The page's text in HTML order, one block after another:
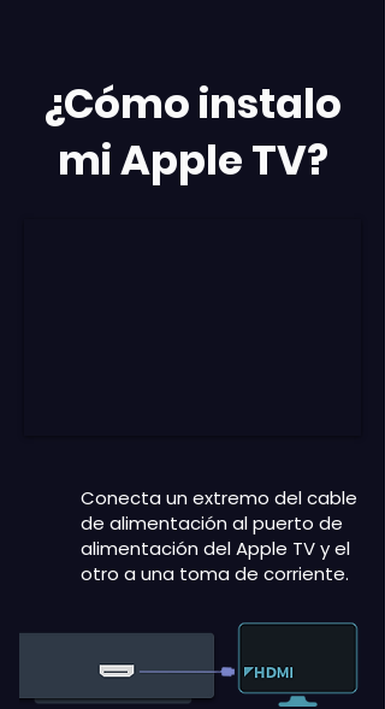
¿Cómo instalo
mi Apple TV?
Conecta un extremo del cable
de alimentación al puerto de
alimentación del Apple TV y el
otro a una toma de corriente.